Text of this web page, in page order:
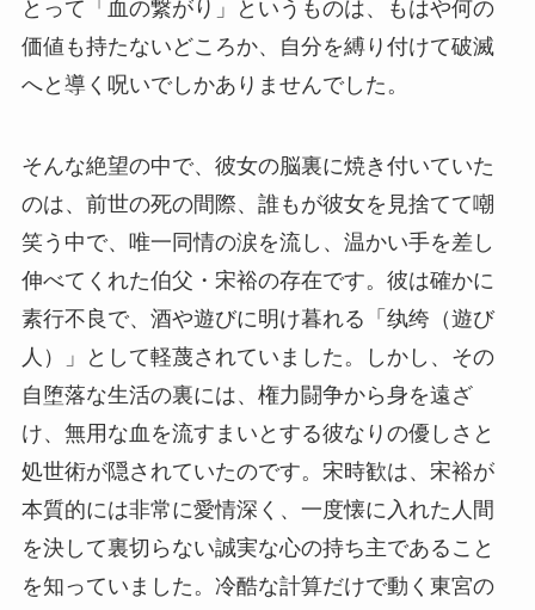
とって「血の繋がり」というものは、もはや何の
価値も持たないどころか、自分を縛り付けて破滅
へと導く呪いでしかありませんでした。
そんな絶望の中で、彼女の脳裏に焼き付いていた
のは、前世の死の間際、誰もが彼女を見捨てて嘲
笑う中で、唯一同情の涙を流し、温かい手を差し
伸べてくれた伯父・宋裕の存在です。彼は確かに
素行不良で、酒や遊びに明け暮れる「纨绔（遊び
人）」として軽蔑されていました。しかし、その
自堕落な生活の裏には、権力闘争から身を遠ざ
け、無用な血を流すまいとする彼なりの優しさと
処世術が隠されていたのです。宋時歓は、宋裕が
本質的には非常に愛情深く、一度懐に入れた人間
を決して裏切らない誠実な心の持ち主であること
を知っていました。冷酷な計算だけで動く東宮の